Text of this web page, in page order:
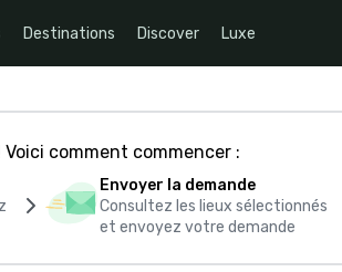
Destinations Discover Luxe
comment commencer :
Envoyer la demande
Consultez les lieux sélectionnés
et envoyez votre demande